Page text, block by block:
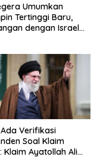
Umumkan
Tertinggi Baru,
dengan Israel
Verifikasi
Soal Klaim
Klaim Ayatollah Ali